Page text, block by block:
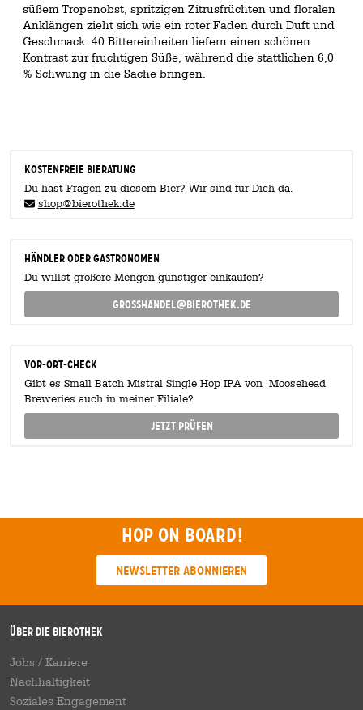
süßem Tropenobst, spritzigen Zitrusfrüchten und floralen
Anklängen zieht sich wie ein roter Faden durch Duft und
Geschmack. 40 Bittereinheiten liefern einen schönen
Kontrast zur fruchtigen Süße, während die stattlichen 6,0
% Schwung in die Sache bringen.
KOSTENFREIE BIERATUNG
Du hast Fragen zu diesem Bier? Wir sind für Dich da.
shop@bierothek.de
Händler oder Gastronomen
Du willst größere Mengen günstiger einkaufen?
grosshandel@bierothek.de
Vor-Ort-Check
Gibt es Small Batch Mistral Single Hop IPA von Moosehead
Breweries auch in meiner Filiale?
Jetzt prüfen
Hop on board!
Newsletter abonnieren
Über die Bierothek
Jobs / Karriere
Nachhaltigkeit
Soziales Engagement